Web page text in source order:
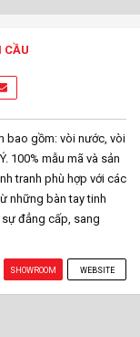
CẦU
bao gồm: vòi nước, vòi
100% mẫu mã và sản
tranh phù hợp với các
những bàn tay tinh
sự đẳng cấp, sang
SHOWROOM WEBSITE